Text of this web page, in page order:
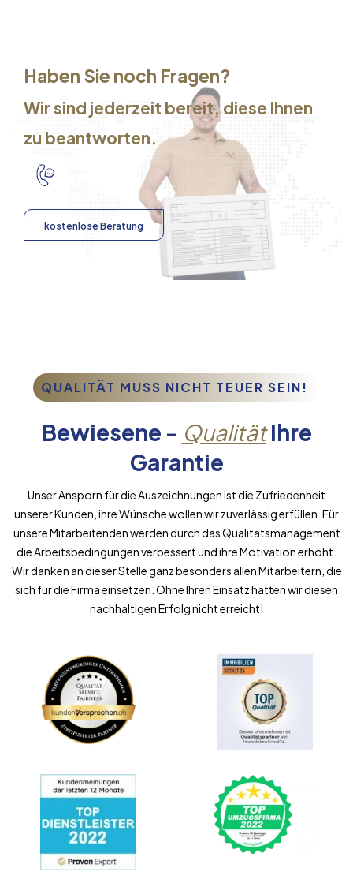
Haben Sie noch Fragen?
Wir sind jederzeit bereit, diese Ihnen
zu beantworten.
kostenlose Beratung
QUALITÄT MUSS NICHT TEUER SEIN!
Bewiesene - QualitätIhre
Garantie
Unser Ansporn für die Auszeichnungen ist die Zufriedenheit
unserer Kunden, ihre Wünsche wollen wir zuverlässig erfüllen. Für
unsere Mitarbeitenden werden durch das Qualitätsmanagement
die Arbeitsbedingungen verbessert und ihre Motivation erhöht.
Wir danken an dieser Stelle ganz besonders allen Mitarbeitern, die
sich für die Firma einsetzen. Ohne Ihren Einsatz hätten wir diesen
nachhaltigen Erfolg nicht erreicht!